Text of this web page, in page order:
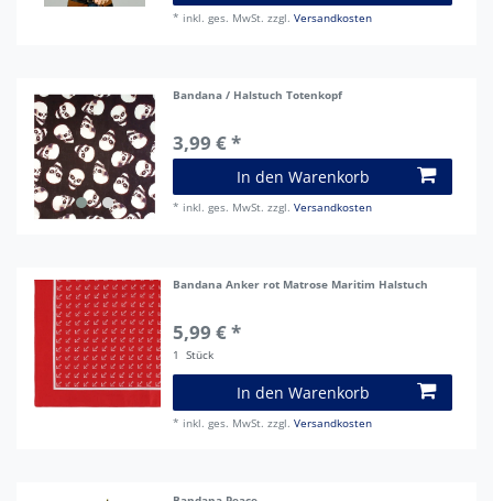
* inkl. ges. MwSt. zzgl.Versandkosten
Bandana / Halstuch Totenkopf
3,99 € *
In den Warenkorb
* inkl. ges. MwSt. zzgl.Versandkosten
Bandana Anker rot Matrose Maritim Halstuch
5,99 € *
1 Stück
In den Warenkorb
* inkl. ges. MwSt. zzgl.Versandkosten